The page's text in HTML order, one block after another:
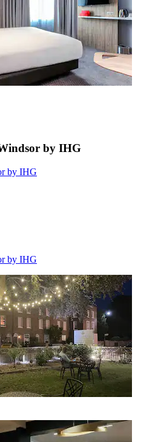
by IHG
by IHG
by IHG